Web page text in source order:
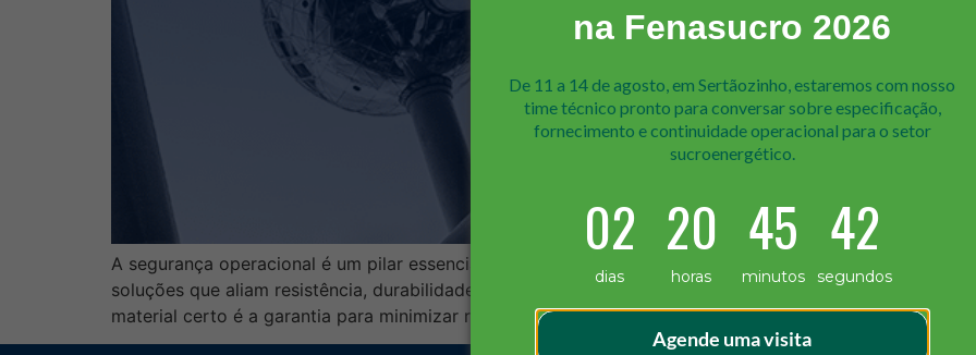
na Fenasucro 2026
De 11 a 14 de agosto, em Sertãozinho, estaremos com nosso
time técnico pr onto para conversar sobre especificação,
fornecimento e continuidade operacional para o setor
sucroenergético.
02
dias
20
horas
45
minutos
41
segundos
Agende uma visita
A segurança operacional é um pilar essencial em qualquer setor industrial. Nesse contexto, o aço
soluções que aliam resistência, durabilidade e eficiência. Seja na construção de máquinas, estruturas
material certo é a garantia para minimizar riscos e assegurar estabilidade de suas operações. […]